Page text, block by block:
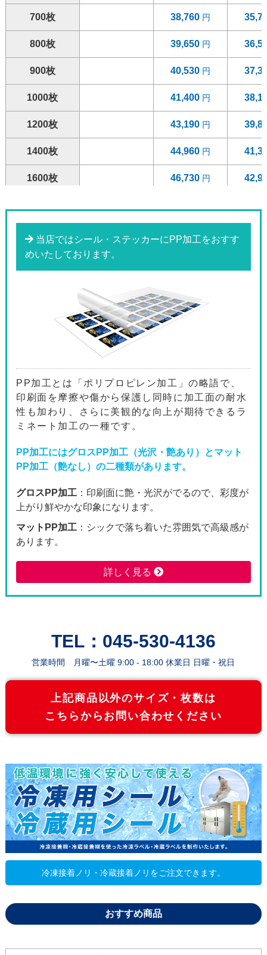
700枚 38,760
800枚 39,650
900枚 40,530
1000枚 41,400
1200枚 43,190
1400枚 44,960
1600枚 46,730
2200枚
61,250
3200枚 73,180
3400枚 75,330
3600枚 77,450
3800枚 79,560
4000枚 88,500
4200枚 90,810
5000枚 100,010
当店ではシール・ステッカーにPP加工をおすす
めいたしております。
PP加工とは「ポリプロピレン加工」の略語で、
印刷面を摩擦や傷から保護し同時に加工面の耐水
性も加わり、さらに美観的な向上が期待できるラ
ミネート加工の一種です。
PP加工にはグロスPP加工（光沢・艶あり）とマット
PP加工（艶なし）の二種類があります。
グロスPP加工：印刷面に艶・光沢がでるので、彩度が
上がり鮮やかな印象になります。
マットPP加工：シックで落ち着いた雰囲気で高級感が
あります。
詳しく見る
TEL：045-530-4136
営業時間 月曜〜土曜 9:00 - 18:00 休業日 日曜・祝日
上記商品以外のサイズ・枚数は
こちらからお問い合わせください
冷凍接着ノリ・冷蔵接着ノリをご注文できます。
おすすめ商品